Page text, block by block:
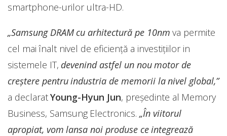
smartphone-urilor ultra-HD.
„Samsung DRAM cu arhitectură pe 10nmva permite
cel mai înalt nivel de eficienţă a investiţiilor in
sistemele IT, devenind astfel un nou motor de
creștere pentru industria de memorii la nivel global,”
a declaratYoung-Hyun Jun, președinte al Memory
Business, Samsung Electronics.„În viitorul
apropiat, vom lansa noi produse ce integrează